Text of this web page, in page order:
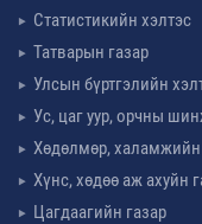
Статистикийн хэлтэс
Татварын газар
Улсын бүртгэлийн
Ус, цаг уур, орчны
Хөдөлмөр, халамжийн
Хүнс, хөдөө аж ахуйн
Цагдаагийн газар